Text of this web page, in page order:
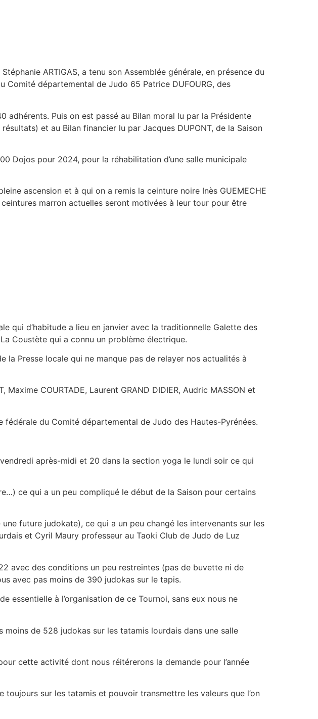
ARTIGAS, a tenu son Assemblée générale, en présence du
Comité départemental de Judo 65 Patrice DUFOURG, des
adhérents. Puis on est passé au Bilan moral lu par la Présidente
et au Bilan financier lu par Jacques DUPONT, de la Saison
Dojos pour 2024, pour la réhabilitation d’une salle municipale
ascension et à qui on a remis la ceinture noire Inès GUEMECHE
marron actuelles seront motivées à leur tour pour être
qui d’habitude a lieu en janvier avec la traditionnelle Galette des
Coustète qui a connu un problème électrique.
la Presse locale qui ne manque pas de relayer nos actualités à
COURTADE, Laurent GRAND DIDIER, Audric MASSON et
du Comité départemental de Judo des Hautes-Pyrénées.
après-midi et 20 dans la section yoga le lundi soir ce qui
ce qui a un peu compliqué le début de la Saison pour certains
future judokate), ce qui a un peu changé les intervenants sur les
et Cyril Maury professeur au Taoki Club de Judo de Luz
avec des conditions un peu restreintes (pas de buvette ni de
avec pas moins de 390 judokas sur le tapis.
essentielle à l’organisation de ce Tournoi, sans eux nous ne
de 528 judokas sur les tatamis lourdais dans une salle
cette activité dont nous réitérerons la demande pour l’année
toujours sur les tatamis et pouvoir transmettre les valeurs que l’on